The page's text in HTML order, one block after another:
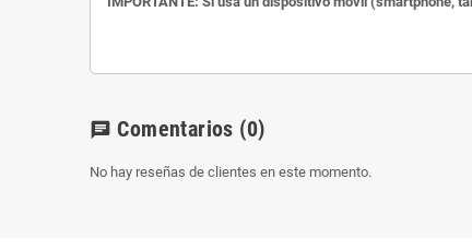
chat Comentarios (0)
No hay reseñas de clientes en este momento.